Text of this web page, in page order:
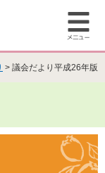
メ
ー
> 議会だより平成26年版